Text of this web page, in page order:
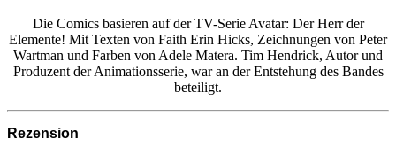
Die Comics basieren auf der TV-Serie Avatar: Der Herr der
Elemente! Mit Texten von Faith Erin Hicks, Zeichnungen von Peter
Wartman und Farben von Adele Matera. Tim Hendrick, Autor und
Produzent der Animationsserie, war an der Entstehung des Bandes
beteiligt.
Rezension